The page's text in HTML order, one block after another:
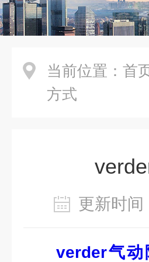
当前位置： 首
方式
更新时
verder气动